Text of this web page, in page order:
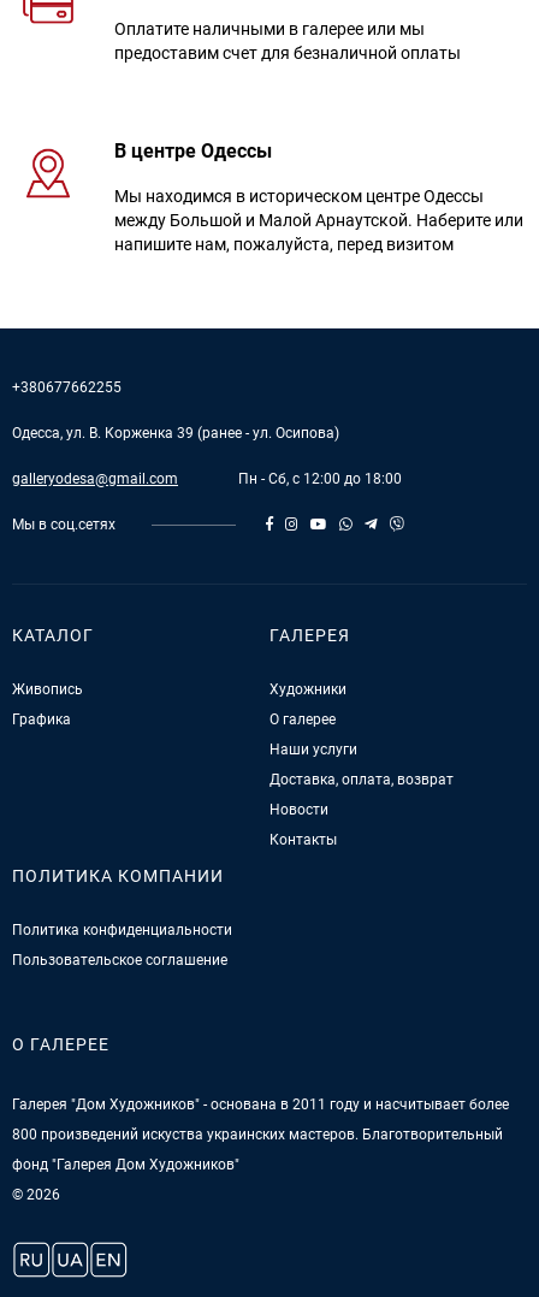
Оплатите наличными в галерее или мы
предоставим счет для безналичной оплаты
В центре Одессы
Мы находимся в историческом центре Одессы
между Большой и Малой Арнаутской. Наберите или
напишите нам, пожалуйста, перед визитом
+380677662255
Одесса, ул. В. Корженка 39 (ранее - ул. Осипова)
galleryodesa@gmail.com Пн - Сб, с 12:00 до 18:00
Мы в соц.сетях
КАТАЛОГ
Живопись
Графика
ГАЛЕРЕЯ
Художники
О галерее
Наши услуги
Доставка, оплата, возврат
Новости
Контакты
ПОЛИТИКА КОМПАНИИ
Политика конфиденциальности
Пользовательское соглашение
О ГАЛЕРЕЕ
Галерея "Дом Художников" - основана в 2011 году и насчитывает более
800 произведений искуства украинских мастеров. Благотворительный
фонд "Галерея Дом Художников"
© 2026